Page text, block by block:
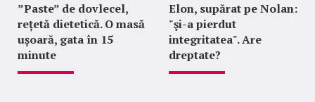
”Paste” de dovlecel,
rețetă dietetică. O masă
ușoară, gata în 15
minute
Elon, supărat pe Nolan:
"şi-a pierdut
integritatea". Are
dreptate?